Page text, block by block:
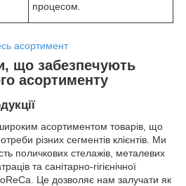
процесом.
асортимент
що забезпечують
асортименту
асортиментом товарів, що
різних сегментів клієнтів. Ми
поличкових стелажів, металевих
та санітарно-гігієнічної
Це дозволяє нам залучати як